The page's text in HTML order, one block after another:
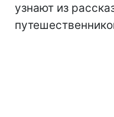
узнают из